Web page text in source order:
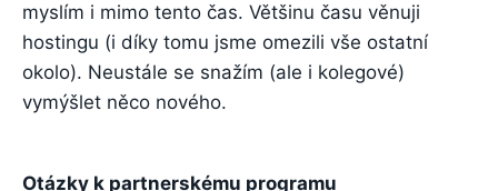
myslím i mimo tento čas. Většinu času věnuji
hostingu (i díky tomu jsme omezili vše ostatní
okolo). Neustále se snažím (ale i kolegové)
vymýšlet něco nového.
Otázky k partnerskému programu